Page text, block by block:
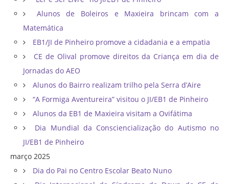
Alunos de Boleiros e Maxieira brincam com a
Matemática
EB1/JI de Pinheiro promove a cidadania e a empatia
CE de Olival promove direitos da Criança em dia de
Jornadas do AEO
Alunos do Bairro realizam trilho pela Serra d’Aire
“A Formiga Aventureira” visitou o JI/EB1 de Pinheiro
Alunos da EB1 de Maxieira visitam a Ovifátima
Dia Mundial da Consciencialização do Autismo no
JI/EB1 de Pinheiro
março 2025
Dia do Pai no Centro Escolar Beato Nuno